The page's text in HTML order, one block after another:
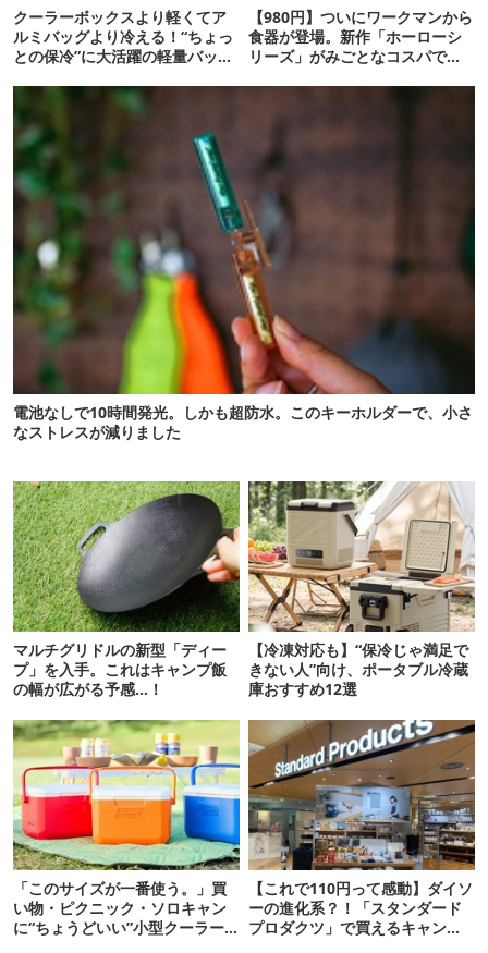
クーラーボックスより軽くてア
ルミバッグより冷える！“ちょっ
との保冷”に大活躍の軽量バッグ
【980円】ついにワークマンから
食器が登場。新作「ホーローシ
リーズ」がみごとなコスパでし
電池なしで10時間発光。しかも超防水。このキーホルダーで、小さ
なストレスが減りました
マルチグリドルの新型「ディー
プ」を入手。これはキャンプ飯
の幅が広がる予感…！
【冷凍対応も】“保冷じゃ満足で
きない人”向け、ポータブル冷蔵
庫おすすめ12選
「このサイズが一番使う。」買
い物・ピクニック・ソロキャン
に“ちょうどいい”小型クーラー
【これで110円って感動】ダイソ
ーの進化系？！「スタンダード
プロダクツ」で買えるキャンプ